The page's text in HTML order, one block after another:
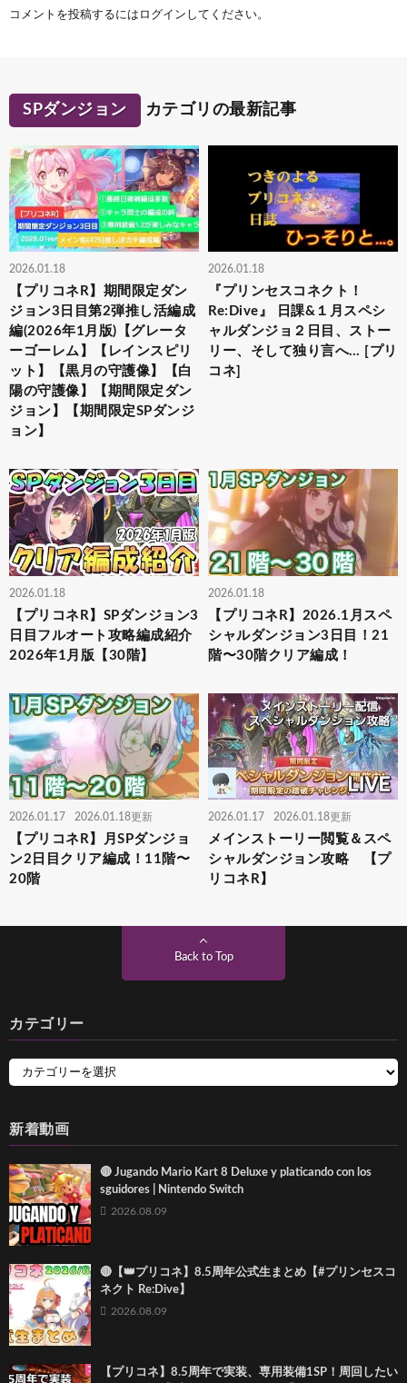
コメントを投稿するには ログイン してください。
SPダンジョン カテゴリの最新記事
2026.01.18
【プリコネR】期間限定ダン
ジョン3日目第2弾推し活編成
編(2026年1月版)【グレータ
ーゴーレム】【レインスピリ
ット】【黒月の守護像】【白
陽の守護像】【期間限定ダン
ジョン】【期間限定SPダンジ
ョン】
2026.01.18
『プリンセスコネクト！
Re:Dive』 日課&１月スペシ
ャルダンジョ２日目、ストー
リー、そして独り言へ… [プリ
コネ]
2026.01.18
【プリコネR】SPダンジョン3
日目フルオート攻略編成紹介
2026年1月版【30階】
2026.01.18
【プリコネR】2026.1月スペ
シャルダンジョン3日目！21
階〜30階クリア編成！
2026.01.17 2026.01.18更新
【プリコネR】月SPダンジョ
ン2日目クリア編成！11階〜
20階
2026.01.17 2026.01.18更新
メインストーリー閲覧＆スペ
シャルダンジョン攻略 【プ
リコネR】
Back to Top
カテゴリー
新着動画
🔴 Jugando Mario Kart 8 Deluxe y platicando con los
sguidores | Nintendo Switch
2026.08.09
🔴【👑プリコネ】8.5周年公式生まとめ【#プリンセスコ
ネクト Re:Dive】
2026.08.09
【プリコネ】8.5周年で実装、専用装備1SP！周回したい